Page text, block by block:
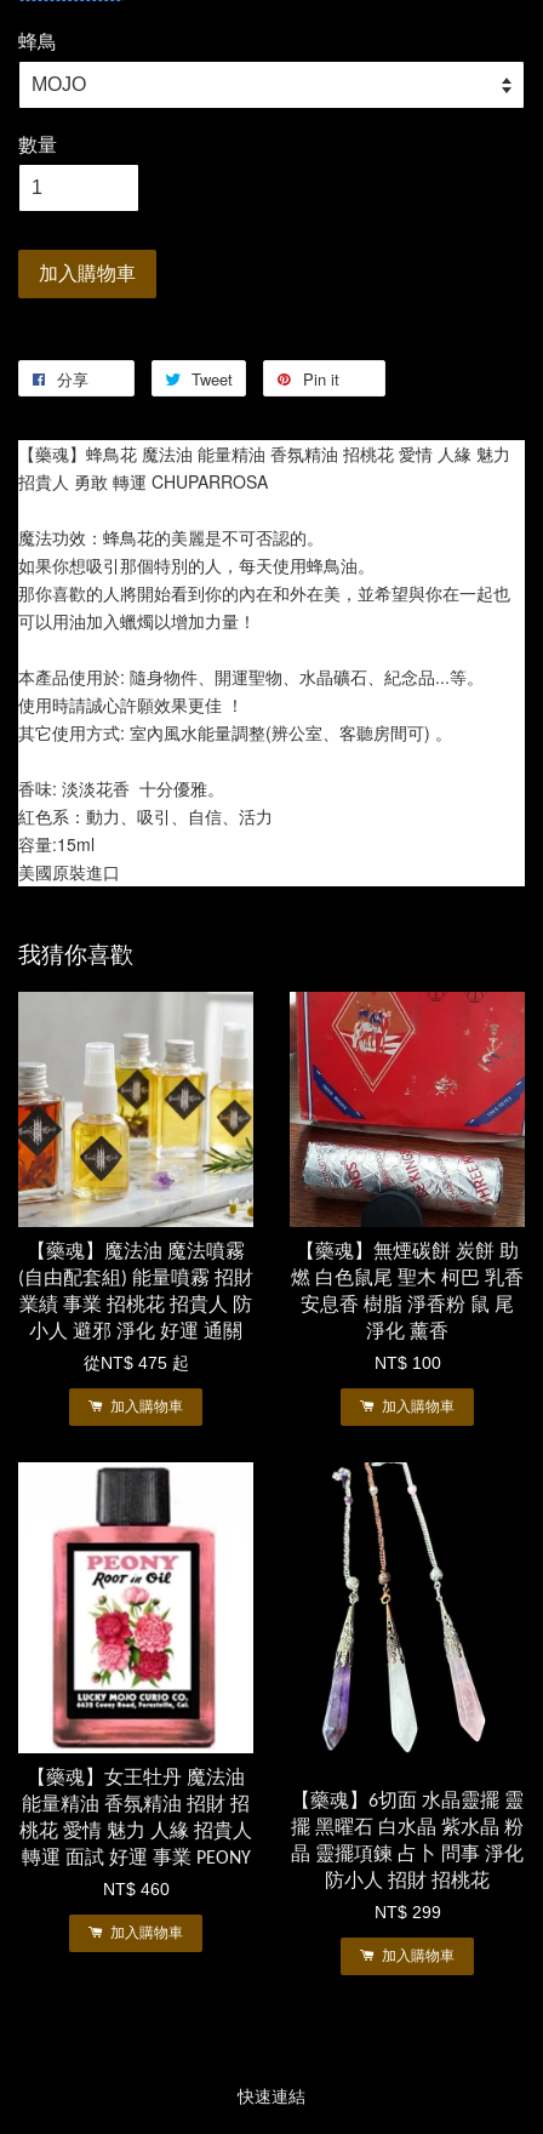
蜂鳥
數量
加入購物車
分享 Tweet Pin it
【藥魂】蜂鳥花 魔法油 能量精油 香氛精油 招桃花 愛情 人緣 魅力
招貴人 勇敢 轉運 CHUPARROSA
魔法功效：蜂鳥花的美麗是不可否認的。
如果你想吸引那個特別的人，每天使用蜂鳥油。
那你喜歡的人將開始看到你的內在和外在美，並希望與你在一起也
可以用油加入蠟燭以增加力量！
本產品使用於: 隨身物件、開運聖物、水晶礦石、紀念品...等。
使用時請誠心許願效果更佳 ！
其它使用方式: 室內風水能量調整(辨公室、客聽房間可) 。
香味: 淡淡花香  十分優雅。
紅色系：動力、吸引、自信、活力
容量:15ml
美國原裝進口
我猜你喜歡
【藥魂】魔法油 魔法噴霧
(自由配套組) 能量噴霧 招財
業績 事業 招桃花 招貴人 防
小人 避邪 淨化 好運 通關
從 NT$ 475 起
加入購物車
【藥魂】無煙碳餅 炭餅 助
燃 白色鼠尾 聖木 柯巴 乳香
安息香 樹脂 淨香粉 鼠 尾
淨化 薰香
NT$ 100
加入購物車
【藥魂】女王牡丹 魔法油
能量精油 香氛精油 招財 招
桃花 愛情 魅力 人緣 招貴人
轉運 面試 好運 事業 PEONY
NT$ 460
加入購物車
【藥魂】6切面 水晶靈擺 靈
擺 黑曜石 白水晶 紫水晶 粉
晶 靈擺項鍊 占卜 問事 淨化
防小人 招財 招桃花
NT$ 299
加入購物車
快速連結